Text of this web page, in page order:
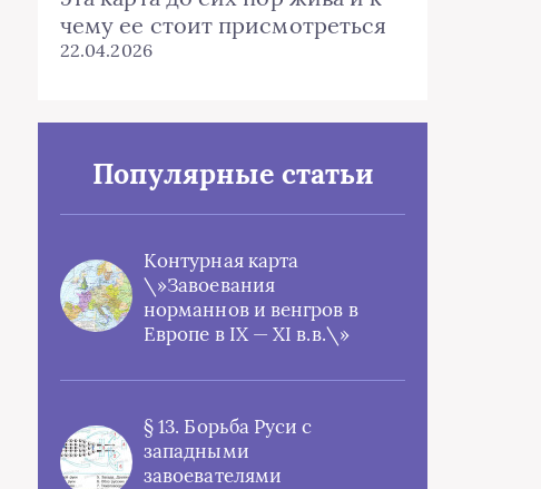
чему ее стоит присмотреться
22.04.2026
Популярные статьи
Контурная карта
\»Завоевания
норманнов и венгров в
Европе в IX — XI в.в.\»
§ 13. Борьба Руси с
западными
завоевателями